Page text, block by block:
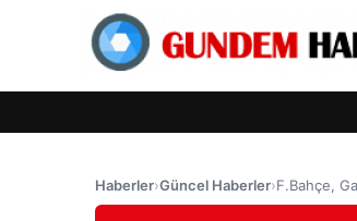
Haberler›Güncel Haberler›F.Bahçe,